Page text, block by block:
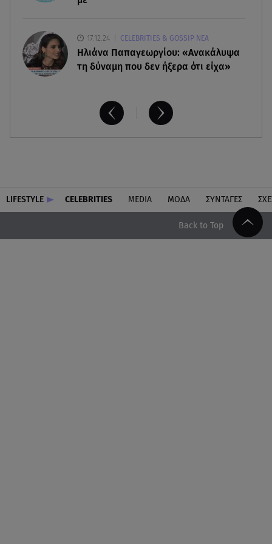
17.12.24 CELEBRITIES & GOSSIP ΝΕΑ
Ηλιάνα Παπαγεωργίου: «Ανακάλυψα
τη δύναμη που δεν ήξερα ότι είχα»
LIFESTYLE CELEBRITIES MEDIA ΜΟΔΑ ΣΥΝΤΑΓΕΣ
Back to Top